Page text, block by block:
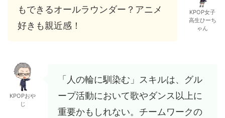
もできるオールラウンダー？アニメ
好きも親近感！
KPOP女子
高生ひーち
ゃん
KPOPおや
じ
「人の輪に馴染む」スキルは、グル
ープ活動において歌やダンス以上に
重要かもしれない。チームワークの